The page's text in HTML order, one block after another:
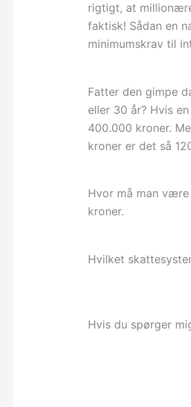
rigtigt, at
faktisk! Sådan en
minimumskrav til
Fatter den gimpe
eller 30 år? Hvis
400.000 kroner.
kroner er det så
Hvor må man
kroner.
Hvilket
Hvis du spørger